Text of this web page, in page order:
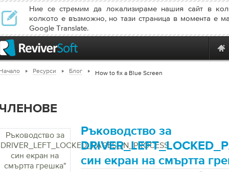
Ние се стремим да локализираме нашия сайт в
колкото е възможно, но тази страница в момента е
Google Translate.
Ресурси Блог How to fix a Blue Screen
Ръководство за
DRIVER_LEFT_LOCKED_PAGES_IN_PROCESS
син екран на
смъртта грешка"
Ръководство за
син екран на смъртта